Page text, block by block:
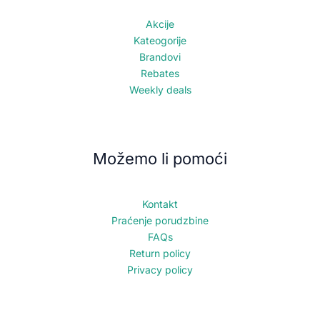
Akcije
Kateogorije
Brandovi
Rebates
Weekly deals
Možemo li pomoći
Kontakt
Praćenje porudzbine
FAQs
Return policy
Privacy policy